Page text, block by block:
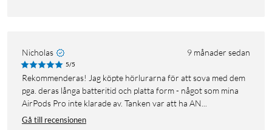
Nicholas 9 månader sedan
5/5
Rekommenderas! Jag köpte hörlurarna för att sova med dem
pga. deras långa batteritid och platta form - något som mina
AirPods Pro inte klarade av. Tanken var att ha AN...
Gå till recensionen